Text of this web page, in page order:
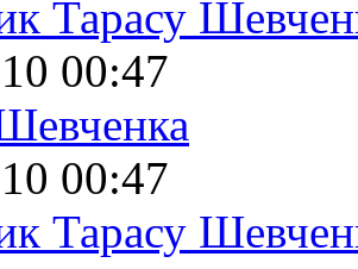
Тарасу
00:47
00:47
Тарасу